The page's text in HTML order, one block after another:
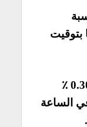
4:35 صباحًا بتوقيت
تراجع الدولار مقابل الين بنسبة 0.30 ٪
الزوج مقابل 102.9400 في الساعة